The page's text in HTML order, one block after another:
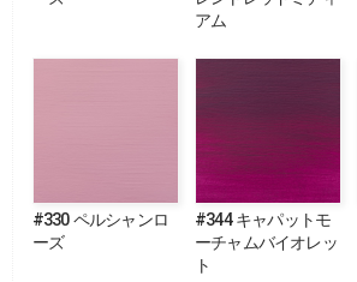
アム
#330 ペルシャンロ
ーズ
#344 キャパットモ
ーチャムバイオレッ
ト